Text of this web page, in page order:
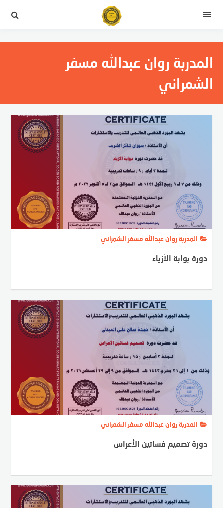
المدربة روان عبدالله مسفر
الشمراني
المدربة روان عبدالله مسفر الشمراني
دورة بوابة الأزياء
المدربة روان عبدالله مسفر الشمراني
دورة تصميم فساتين الأعراس